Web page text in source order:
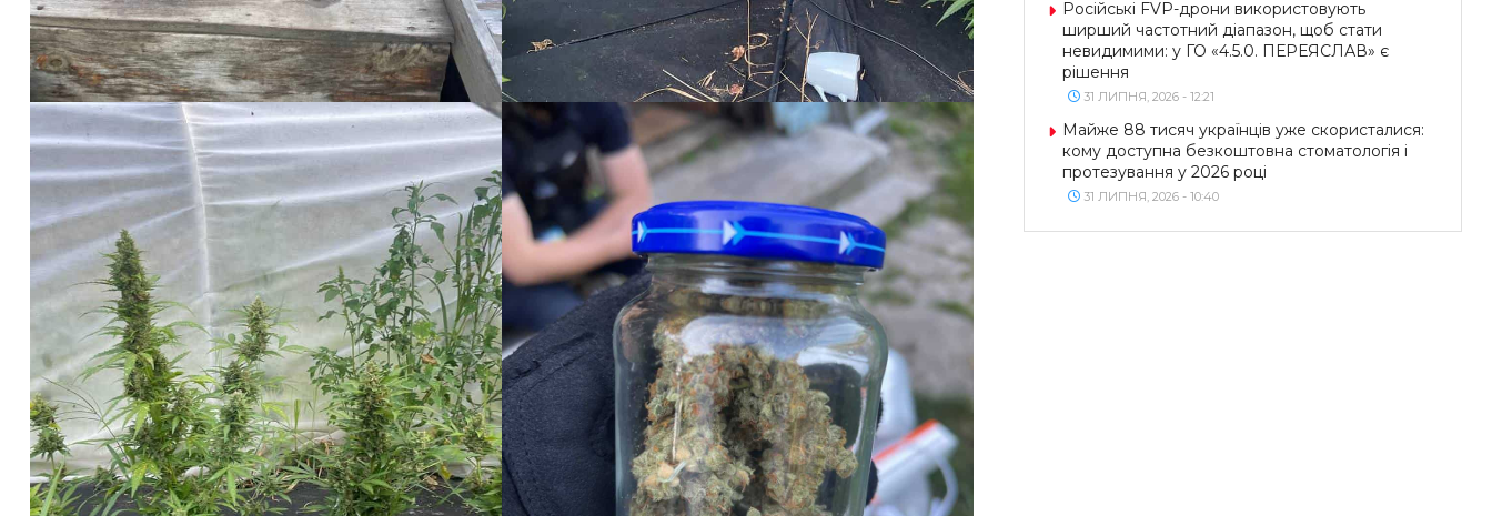
Російські FVP-дрони використовують
ширший частотний діапазон, щоб стати
невидимими: у ГО «4.5.0. ПЕРЕЯСЛАВ» є
рішення
31 ЛИПНЯ, 2026 - 12:21
Майже 88 тисяч українців уже скористалися:
кому доступна безкоштовна стоматологія і
протезування у 2026 році
31 ЛИПНЯ, 2026 - 10:40